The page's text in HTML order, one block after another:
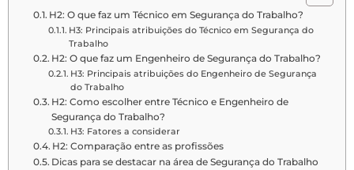
H2: O que faz um Técnico em Segurança do Trabalho?
H3: Principais atribuições do Técnico em Segurança do
Trabalho
H2: O que faz um Engenheiro de Segurança do Trabalho?
H3: Principais atribuições do Engenheiro de Segurança
do Trabalho
H2: Como escolher entre Técnico e Engenheiro de
Segurança do Trabalho?
H3: Fatores a considerar
H2: Comparação entre as profissões
Dicas para se destacar na área de Segurança do Trabalho